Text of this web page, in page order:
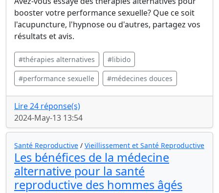
booster votre performance sexuelle? Que ce soit
l'acupuncture, l'hypnose ou d'autres, partagez vos
résultats et avis.
#thérapies alternatives #libido
#performance sexuelle #médecines douces
Lire 24 réponse(s)
2024-May-13 13:54
Santé Reproductive / Vieillissement et Santé Reproductive
Les bénéfices de la médecine
alternative pour la santé
reproductive des hommes âgés